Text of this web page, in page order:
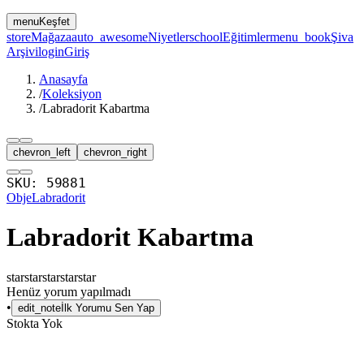
menuKeşfet
storeMağazaauto_awesomeNiyetlerschoolEğitimlermenu_bookŞiva
ArşiviloginGiriş
Anasayfa
/Koleksiyon
/Labradorit Kabartma
chevron_left chevron_right
SKU: 59881
ObjeLabradorit
Labradorit Kabartma
starstarstarstarstar
Henüz yorum yapılmadı
• edit_note İlk Yorumu Sen Yap
Stokta Yok